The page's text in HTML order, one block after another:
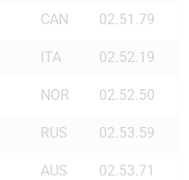
CAN 02.51.79
ITA 02.52.19
NOR 02.52.50
RUS 02.53.59
AUS 02.53.71